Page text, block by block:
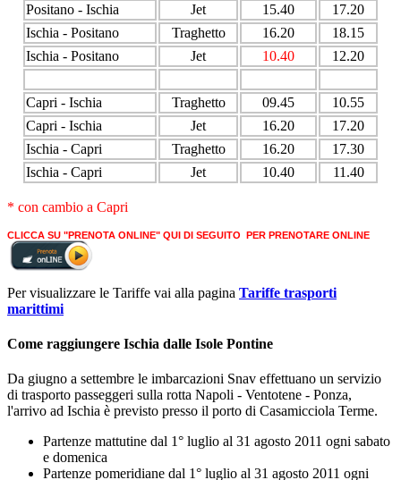
Positano - Ischia
Jet 15.40
17.20
Ischia - Positano
Traghetto 16.20
18.15
Ischia - Positano
Jet 10.40 12.20
Capri - Ischia Traghetto 09.45
10.55
Capri - Ischia
Jet 16.20
17.20
Ischia - Capri
Traghetto 16.20
17.30
Ischia - Capri
Jet 10.40 11.40
* con cambio a Capri
CLICCA SU "PRENOTA ONLINE" QUI DI SEGUITO PER PRENOTARE ONLINE
Per visualizzare le Tariffe vai alla pagina Tariffe trasporti
marittimi
Come raggiungere Ischia dalle Isole Pontine
Da giugno a settembre le imbarcazioni Snav effettuano un servizio
di trasporto passeggeri sulla rotta Napoli - Ventotene - Ponza,
l'arrivo ad Ischia è previsto presso il porto di Casamicciola Terme.
Partenze mattutine dal 1° luglio al 31 agosto 2011 ogni sabato
e domenica
Partenze pomeridiane dal 1° luglio al 31 agosto 2011 ogni